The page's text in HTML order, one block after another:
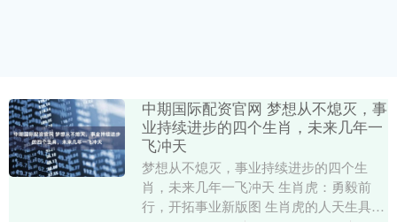
中期国际配资官网 梦想从不熄灭，事
业持续进步的四个生肖，未来几年一
飞冲天
梦想从不熄灭，事业持续进步的四个生
肖，未来几年一飞冲天 生肖虎：勇毅前
行，开拓事业新版图 生肖虎的人天生具有